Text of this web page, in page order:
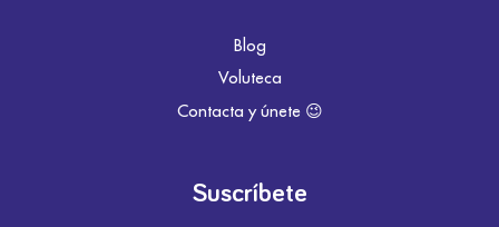
Blog
Voluteca
Contacta y únete 😉
Suscríbete